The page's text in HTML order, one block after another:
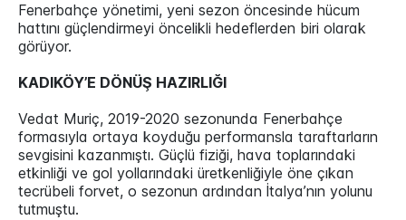
Fenerbahçe yönetimi, yeni sezon öncesinde hücum
hattını güçlendirmeyi öncelikli hedeflerden biri olarak
görüyor.
KADIKÖY’E DÖNÜŞ HAZIRLIĞI
Vedat Muriç, 2019-2020 sezonunda Fenerbahçe
formasıyla ortaya koyduğu performansla taraftarların
sevgisini kazanmıştı. Güçlü fiziği, hava toplarındaki
etkinliği ve gol yollarındaki üretkenliğiyle öne çıkan
tecrübeli forvet, o sezonun ardından İtalya’nın yolunu
tutmuştu.